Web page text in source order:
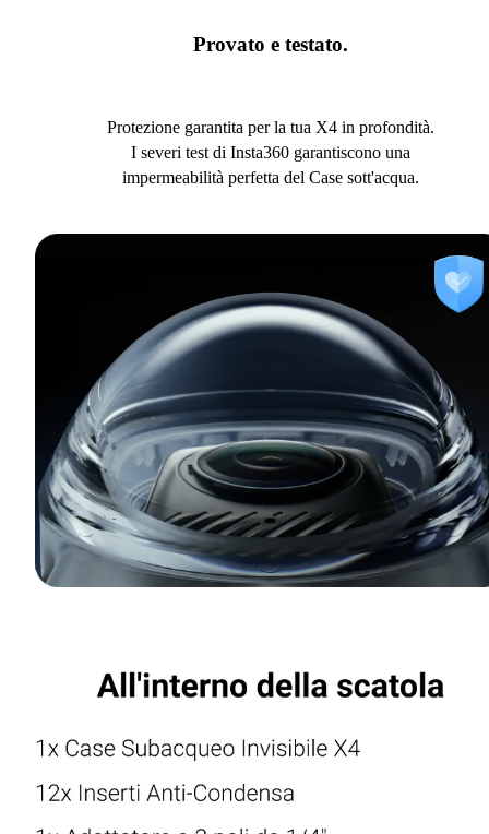
Provato e testato.
Protezione garantita per la tua X4 in profondità.
I severi test di Insta360 garantiscono una
impermeabilità perfetta del Case sott'acqua.